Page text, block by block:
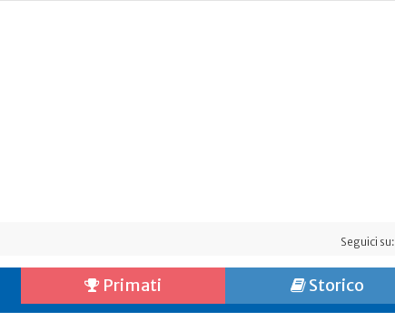
Seguici su:
Primati Storico